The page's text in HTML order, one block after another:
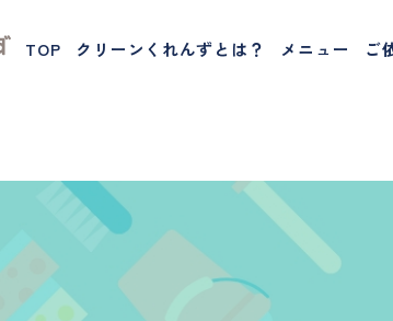
clean-cleanse.com/
release/wp-content/plugins/wp-
TOP クリーンくれんずとは？ メニュー ご